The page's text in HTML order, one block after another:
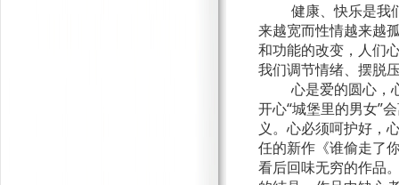
健康、快乐是我
来越宽而性情越来越
和功能的改变，人们
我们调节情绪、摆脱
心是爱的圆心，
开心“城堡里的男女”
义。心必须呵护好，
任的新作《谁偷走了
看后回味无穷的作品